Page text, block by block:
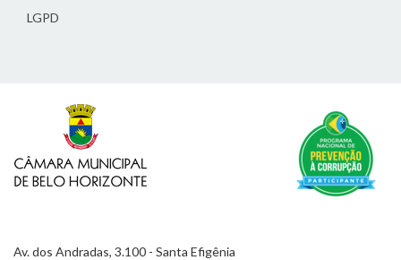
LGPD
Av. dos Andradas, 3.100 - Santa Efigênia